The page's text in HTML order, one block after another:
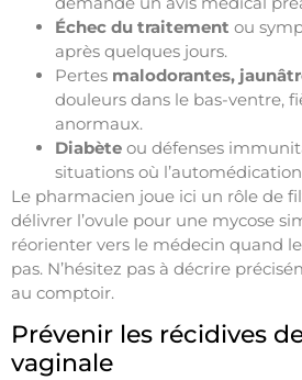
Échec du traitement ou
après quelques jours.
Pertes malodorantes,
douleurs dans le bas-ventre,
anormaux.
Diabète ou défenses
situations où
Le pharmacien joue ici un rôle de
délivrer l’ovule pour une mycose
réorienter vers le médecin quand
pas. N’hésitez pas à décrire
au comptoir.
Prévenir les récidives
vaginale